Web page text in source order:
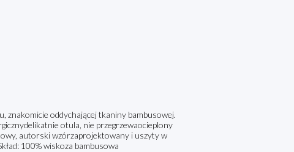
znakomicie oddychającej tkaniny bambusowej.
otula, nie przegrzewaocieplony
autorski wzórzaprojektowany i uszyty w
100% wiskoza bambusowa